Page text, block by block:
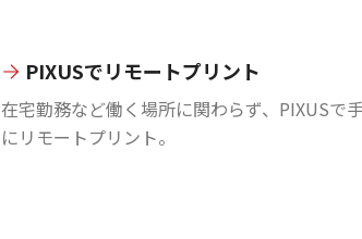
PIXUSでリモートプリント
在宅勤務など働く場所に関わらず、PIXUSで
にリモートプリント。